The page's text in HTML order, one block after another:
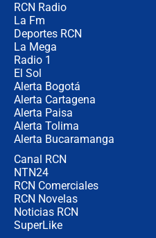
RCN Radio
La Fm
Deportes RCN
La Mega
Radio 1
El Sol
Alerta Bogotá
Alerta Cartagena
Alerta Paisa
Alerta Tolima
Alerta Bucaramanga
Canal RCN
NTN24
RCN Comerciales
RCN Novelas
Noticias RCN
SuperLike